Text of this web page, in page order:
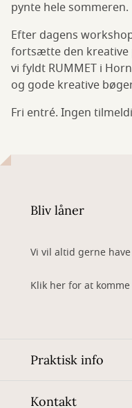
pynte hele sommeren.
Efter dagens
fortsætte den kreative
vi fyldt RUMMET i
og gode kreative
Fri entré. Ingen
Bliv låner
Vi vil altid gerne
Klik her for at
Praktisk info
Kontakt